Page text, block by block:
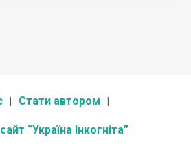
Стати автором
“Україна Інкогніта”